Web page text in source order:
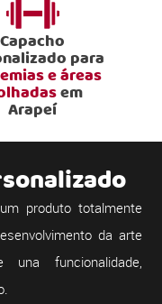
Capacho
para
e áreas
em
Arapeí
produto totalmente
da arte
funcionalidade,